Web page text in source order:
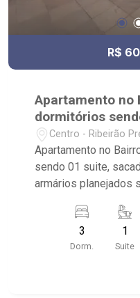
R$
Apartamento no
dormitórios
Centro - Ribeirão
Apartamento no
sendo 01 suite, sacada. - 03 dormitórios
armários planejados sendo 01 suite. - 01
cozinha com
de serviço. -
Imóvel próximo a
3
Dorm.
1
Suite